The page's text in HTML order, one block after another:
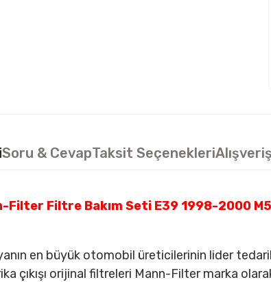
Soru & CevapTaksit Seçenekleri
Filter Filtre Bakım Seti E39 1998-2000
en büyük otomobil üreticilerinin lider
çıkışı orijinal filtreleri Mann-Filter marka